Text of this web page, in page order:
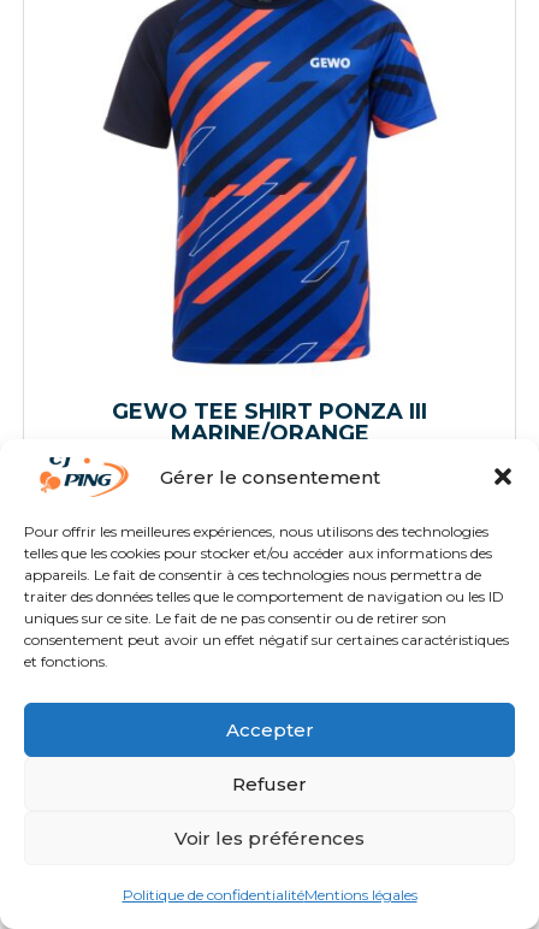
Gérer le consentement
Pour offrir les meilleures expériences, nous utilisons des technologies
telles que les cookies pour stocker et/ou accéder aux informations des
appareils. Le fait de consentir à ces technologies nous permettra de
traiter des données telles que le comportement de navigation ou les ID
uniques sur ce site. Le fait de ne pas consentir ou de retirer son
consentement peut avoir un effet négatif sur certaines caractéristiques
et fonctions.
Accepter
Refuser
Voir les préférences
Politique de confidentialitéMentions légales
GEWO TEE SHIRT PONZA III
MARINE/ORANGE
Tee-Shirts,Textiles